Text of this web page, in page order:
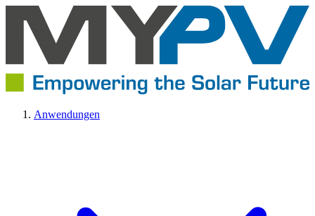
Anwendungen